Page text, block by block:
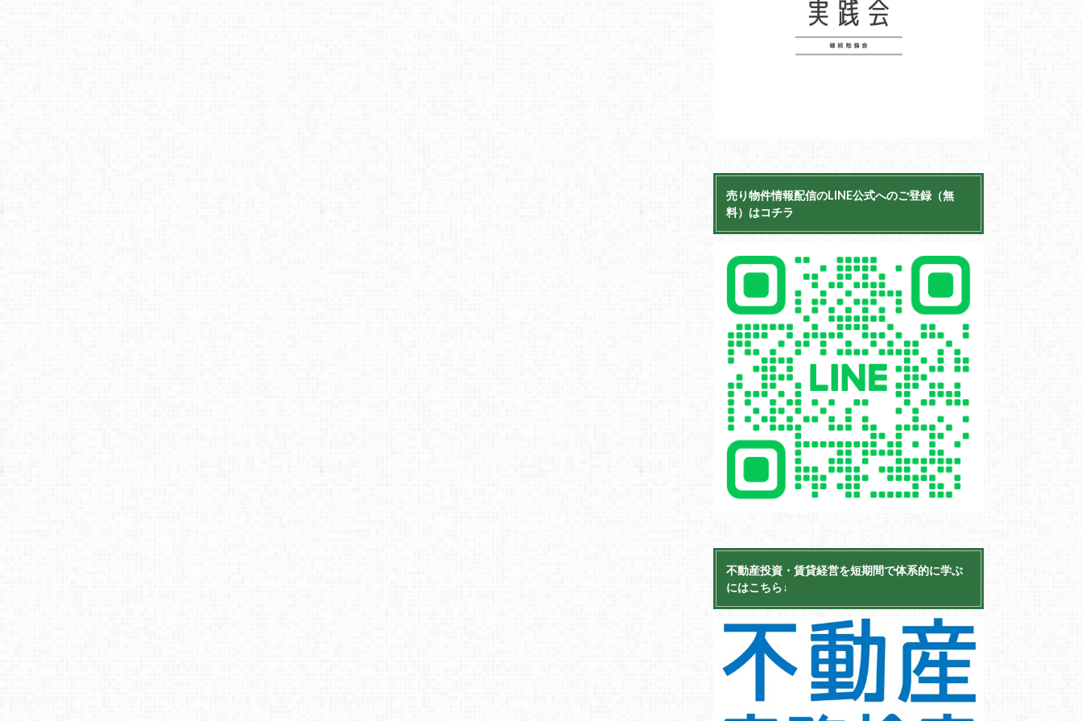
売り物件情報配信のLINE公式へのご登録（無
料）はコチラ
不動産投資・賃貸経営を短期間で体系的に学ぶ
にはこちら↓